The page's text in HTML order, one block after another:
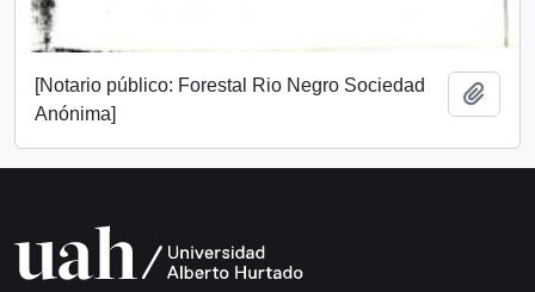
[Notario público: Forestal Rio Negro Sociedad
Anónima]